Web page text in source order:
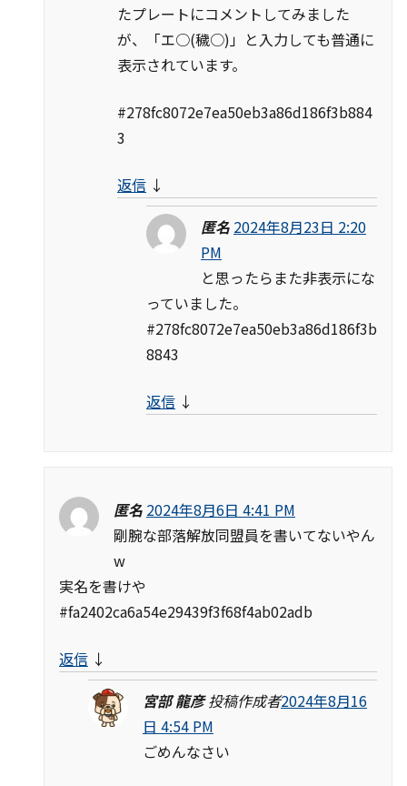
たプレートにコメントしてみました
が、「エ○(穢○)」と入力しても普通に
表示されています。
#278fc8072e7ea50eb3a86d186f3b884
3
返信 ↓
匿名 2024年8月23日 2:20
PM
と思ったらまた非表示にな
っていました。
#278fc8072e7ea50eb3a86d186f3b
8843
返信 ↓
匿名 2024年8月6日 4:41 PM
剛腕な部落解放同盟員を書いてないやん
w
実名を書けや
#fa2402ca6a54e29439f3f68f4ab02adb
返信 ↓
宮部 龍彦 投稿作成者2024年8月16
日 4:54 PM
ごめんなさい